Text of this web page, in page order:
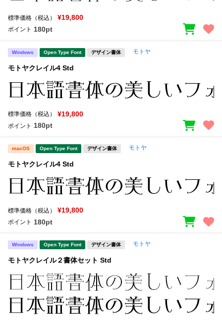
標準価格（税込） ¥19,800
ポイント 180pt
Windows Open Type Font デザイン書体 モトヤ
モトヤクレイル4 Std
標準価格（税込） ¥19,800
ポイント 180pt
macOS Open Type Font デザイン書体 モトヤ
モトヤクレイル4 Std
標準価格（税込） ¥19,800
ポイント 180pt
Windows Open Type Font デザイン書体 モトヤ
モトヤクレイル２書体セット Std